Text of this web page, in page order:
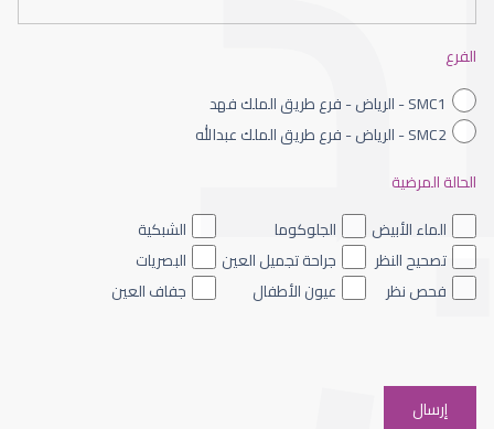
ضعف نظر الاطفال
ضعف نظر العين اليسرى
الفرع
SMC1 - الرياض - فرع طريق الملك فهد
SMC2 - الرياض - فرع طريق الملك عبدالله
الحالة المرضية
الماء الأبيض
الجلوكوما
الشبكية
تصحيح النظر
جراحة تجميل العين
البصريات
فحص نظر
عيون الأطفال جفاف العين